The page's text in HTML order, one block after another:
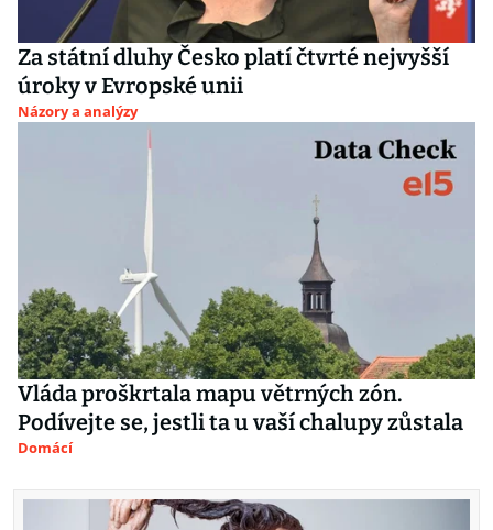
Za státní dluhy Česko platí čtvrté nejvyšší
úroky v Evropské unii
Názory a analýzy
Vláda proškrtala mapu větrných zón.
Podívejte se, jestli ta u vaší chalupy zůstala
Domácí